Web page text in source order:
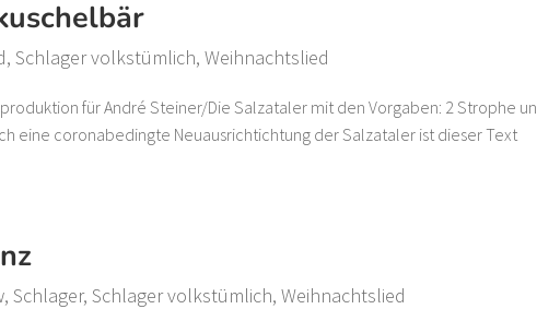
,Schlager volkstümlich,Weihnachtslied
für André Steiner/Die Salzataler mit den Vorgaben: 2 Strophe
eine coronabedingte Neuausrichtichtung der Salzataler ist dieser Text
,Schlager,Schlager volkstümlich,Weihnachtslied